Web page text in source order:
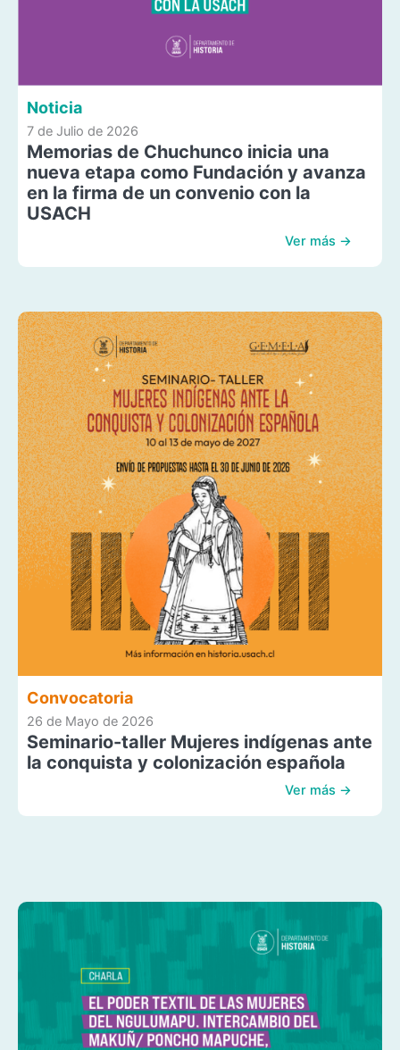
Noticia
7 de Julio de 2026
Memorias de Chuchunco inicia una
nueva etapa como Fundación y avanza
en la firma de un convenio con la
USACH
Ver más →
Convocatoria
26 de Mayo de 2026
Seminario-taller Mujeres indígenas ante
la conquista y colonización española
Ver más →